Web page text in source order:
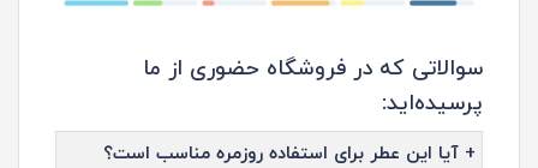
سوالاتی که در فروشگاه حضوری از ما
پرسیده‌اید:
+ آیا این عطر برای استفاده روزمره مناسب است؟